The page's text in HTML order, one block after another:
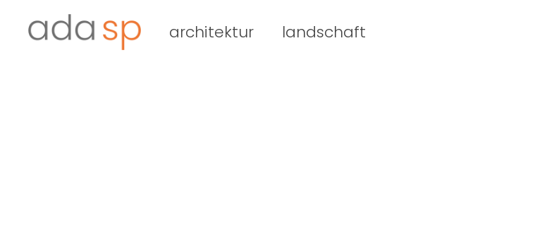
springen
architektur landschaft